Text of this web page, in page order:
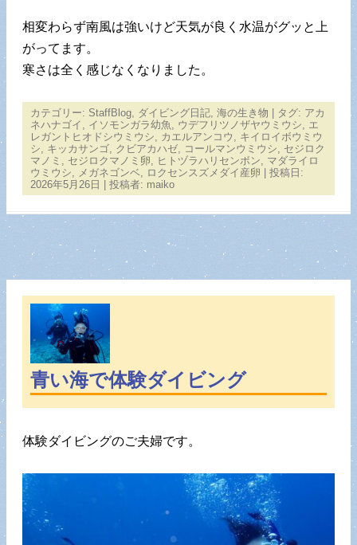
相変わらず南風は強いけど天気が良く水温がグッと上
がってます。
寒さは全く感じなくなりました。
カテゴリー: StaffBlog ダイビング日記 海の生き物 | タグ: アカ
ネハナゴイ
イソモンガラ幼魚 ウデフリツノザヤウミウシ
エ
レガントヒオドシウミウシ
カエルアンコウ
キイロイボウミウ
シ
キッカサンゴ クビアカハゼ コールマンウミウシ
セジロク
マノミ
セジロクマノミ卵 ヒトヅラハリセンボン
マダライロ
ウミウシ
メガネゴンベ ロクセンスズメダイ産卵 | 投稿日:
2026年5月26日
投稿者: maiko
青い海で体験ダイビング
体験ダイビングのご夫婦です。